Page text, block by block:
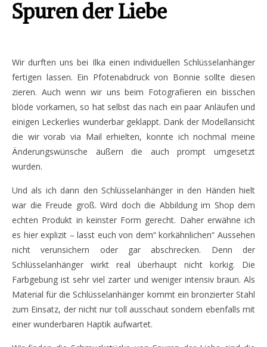
Spuren der Liebe
Wir durften uns bei Ilka einen individuellen Schlüsselanhänger
fertigen lassen. Ein Pfotenabdruck von Bonnie sollte diesen
zieren. Auch wenn wir uns beim Fotografieren ein bisschen
blöde vorkamen, so hat selbst das nach ein paar Anläufen und
einigen Leckerlies wunderbar geklappt. Dank der Modellansicht
die wir vorab via Mail erhielten, konnte ich nochmal meine
Änderungswünsche äußern die auch prompt umgesetzt
wurden.
Und als ich dann den Schlüsselanhänger in den Händen hielt
war die Freude groß. Wird doch die Abbildung im Shop dem
echten Produkt in keinster Form gerecht. Daher erwähne ich
es hier explizit – lasst euch von dem“ korkähnlichen“ Aussehen
nicht verunsichern oder gar abschrecken. Denn der
Schlüsselanhänger wirkt real überhaupt nicht korkig. Die
Farbgebung ist sehr viel zarter und weniger intensiv braun. Als
Material für die Schlüsselanhänger kommt ein bronzierter Stahl
zum Einsatz, der nicht nur toll ausschaut sondern ebenfalls mit
einer wunderbaren Haptik aufwartet.